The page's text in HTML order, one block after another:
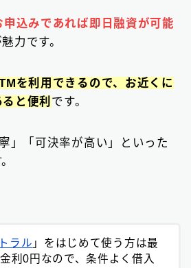
込みであれば即日融資が可能
力です。
を利用できる ので、お近くに
と便利 です。
」「可決率が高い」といった
ラル 」をはじめて使う方は最
利0円なので、条件よく借入